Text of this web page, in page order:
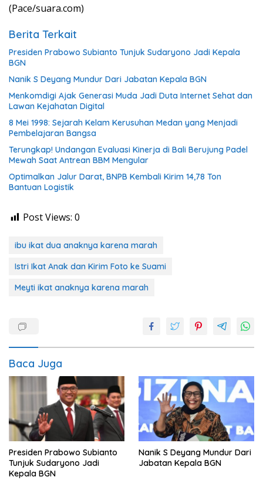
(Pace/suara.com)
Berita Terkait
Presiden Prabowo Subianto Tunjuk Sudaryono Jadi Kepala
BGN
Nanik S Deyang Mundur Dari Jabatan Kepala BGN
Menkomdigi Ajak Generasi Muda Jadi Duta Internet Sehat dan
Lawan Kejahatan Digital
8 Mei 1998: Sejarah Kelam Kerusuhan Medan yang Menjadi
Pembelajaran Bangsa
Terungkap! Undangan Evaluasi Kinerja di Bali Berujung Padel
Mewah Saat Antrean BBM Mengular
Optimalkan Jalur Darat, BNPB Kembali Kirim 14,78 Ton
Bantuan Logistik
Post Views: 0
ibu ikat dua anaknya karena marah
Istri Ikat Anak dan Kirim Foto ke Suami
Meyti ikat anaknya karena marah
Baca Juga
Presiden Prabowo Subianto
Tunjuk Sudaryono Jadi
Kepala BGN
Nanik S Deyang Mundur Dari
Jabatan Kepala BGN